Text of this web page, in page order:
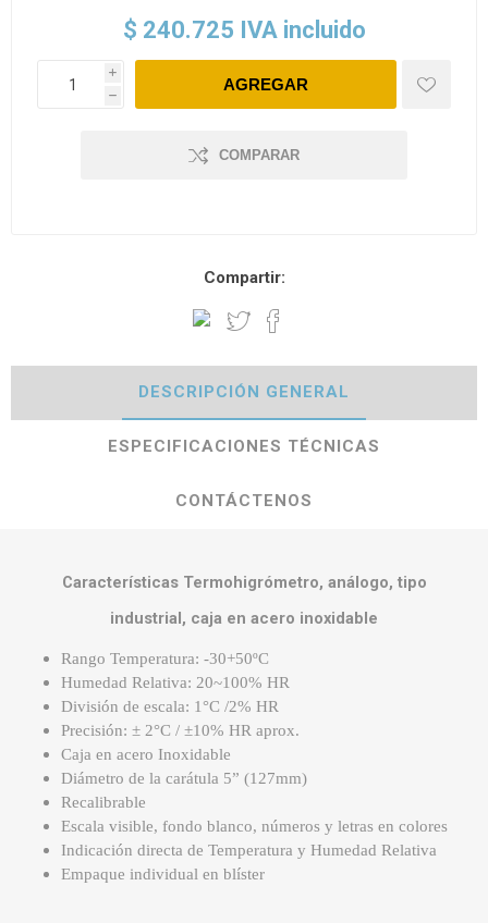
$ 240.725 IVA incluido
i
h
COMPARAR
Compartir:
DESCRIPCIÓN GENERAL
ESPECIFICACIONES TÉCNICAS
CONTÁCTENOS
Características Termohigrómetro, análogo, tipo
industrial, caja en acero inoxidable
Rango Temperatura: -30+50ºC
Humedad Relativa: 20~100% HR
División de escala: 1°C /2% HR
Precisión: ± 2°C / ±10% HR aprox.
Caja en acero Inoxidable
Diámetro de la carátula 5” (127mm)
Recalibrable
Escala visible, fondo blanco, números y letras en colores
Indicación directa de Temperatura y Humedad Relativa
Empaque individual en blíster